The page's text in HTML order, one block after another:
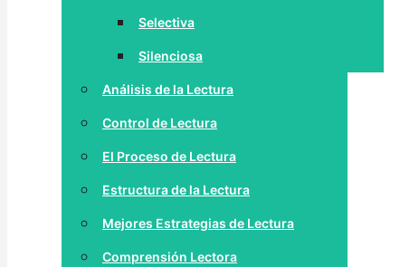
Selectiva
Silenciosa
Análisis de la Lectura
Control de Lectura
El Proceso de Lectura
Estructura de la Lectura
Mejores Estrategias de Lectura
Comprensión Lectora